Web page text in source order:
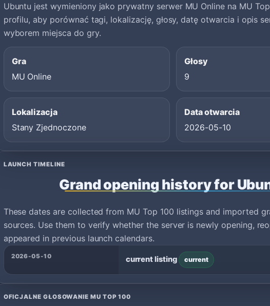
Ubuntu jest wymieniony jako prywatny serwer MU Online na MU
profilu, aby porównać tagi, lokalizację, głosy, datę otwarcia i opis
wyborem miejsca do gry.
Gra
MU Online
Głosy
9
Lokalizacja
Stany Zjednoczone
Data otwarcia
2026-05-10
LAUNCH TIMELINE
Grand opening history for
These dates are collected from MU Top 100 listings and imported
sources. Use them to verify whether the server is newly opening,
appeared in previous launch calendars.
2026-05-10 current listing current
OFICJALNE GŁOSOWANIE MU TOP 100